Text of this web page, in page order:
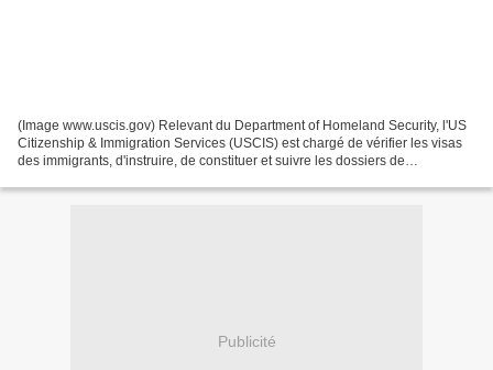
(Image www.uscis.gov) Relevant du Department of Homeland Security, l'US
Citizenship & Immigration Services (USCIS) est chargé de vérifier les visas
des immigrants, d'instruire, de constituer et suivre les dossiers de
Publicité